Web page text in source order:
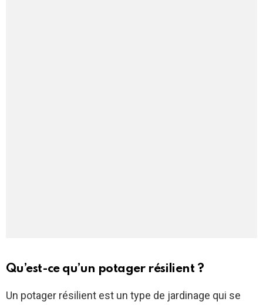
Qu’est-ce qu’un potager résilient ?
Un potager résilient est un type de jardinage qui se